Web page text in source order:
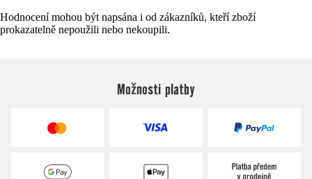
Hodnocení mohou být napsána i od zákazníků, kteří zboží
prokazatelně nepoužili nebo nekoupili.
Možnosti platby